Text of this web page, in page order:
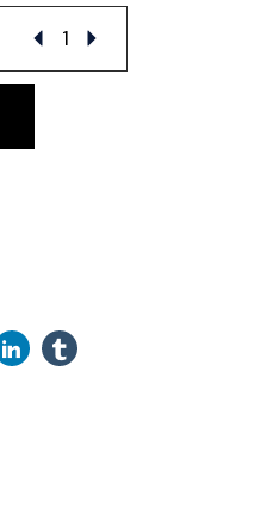
Chicken Breast quantity